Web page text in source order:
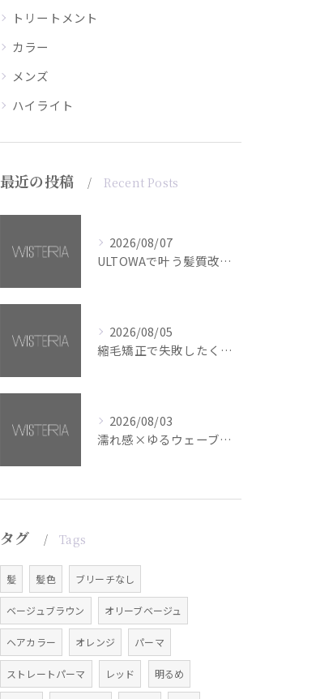
トリートメント
カラー
メンズ
ハイライト
最近の投稿 Recent Posts
2026/08/07
ULTOWAで叶う髪質改善美髪カラー【銀座・美容室WISTERIA】
2026/08/05
縮毛矯正で失敗したくない方へ【銀座・美容室WISTERIA】
2026/08/03
濡れ感×ゆるウェーブミディアム【銀座・美容室WISTERIA】
タグ Tags
髪 髪色 ブリーチなし
ベージュブラウン オリーブベージュ
ヘアカラー オレンジ パーマ
ストレートパーマ レッド 明るめ